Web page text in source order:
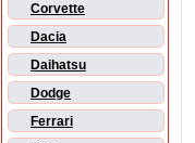
Corvette
Dacia
Daihatsu
Dodge
Ferrari